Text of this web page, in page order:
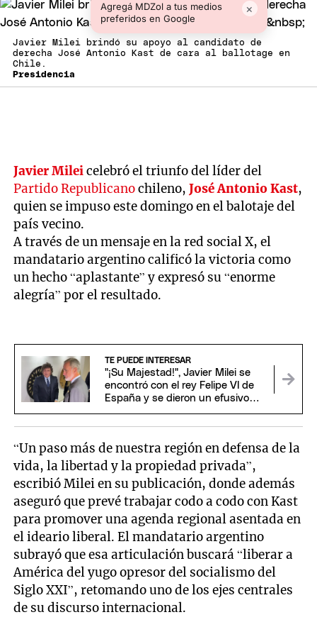
Agregá MDZol a tus medios
preferidos en Google
×
Javier Milei brindó su apoyo al candidato de
derecha José Antonio Kast de cara al ballotage en
Chile.
Presidencia
Javier Mileicelebró el triunfo del líder del
Partido Republicanochileno,José Antonio Kast,
quien se impuso este domingo en el balotaje del
país vecino.
A través de un mensaje en la red social X, el
mandatario argentino calificó la victoria como
un hecho “aplastante” y expresó su “enorme
alegría” por el resultado.
TE PUEDE INTERESAR
"¡Su Majestad!", Javier Milei se
encontró con el rey Felipe VI de
España y se dieron un efusivo
“Un paso más de nuestra región en defensa de la
vida, la libertad y la propiedad privada”,
escribió Milei en su publicación, donde además
aseguró que prevé trabajar codo a codo con Kast
para promover una agenda regional asentada en
el ideario liberal. El mandatario argentino
subrayó que esa articulación buscará “liberar a
América del yugo opresor del socialismo del
Siglo XXI”, retomando uno de los ejes centrales
de su discurso internacional.